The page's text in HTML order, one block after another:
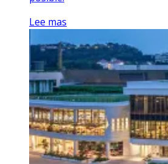
Lee mas